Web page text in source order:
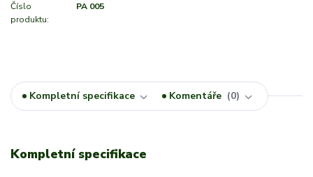
Číslo
produktu:
PA 005
Kompletní specifikace Komentáře 0
Kompletní specifikace